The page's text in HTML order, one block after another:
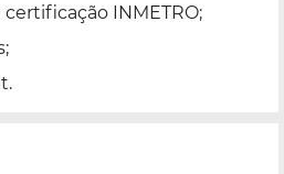
INMETRO;